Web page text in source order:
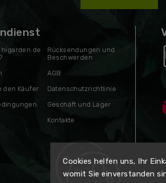
Cookies helfen uns, Ihr
womit Sie einverstanden
higarden.de
Rücksendungen und
Beschwerden
AGB
den Käufer Datenschutzrichtlinie
Geschäft und Lager
Kontakte